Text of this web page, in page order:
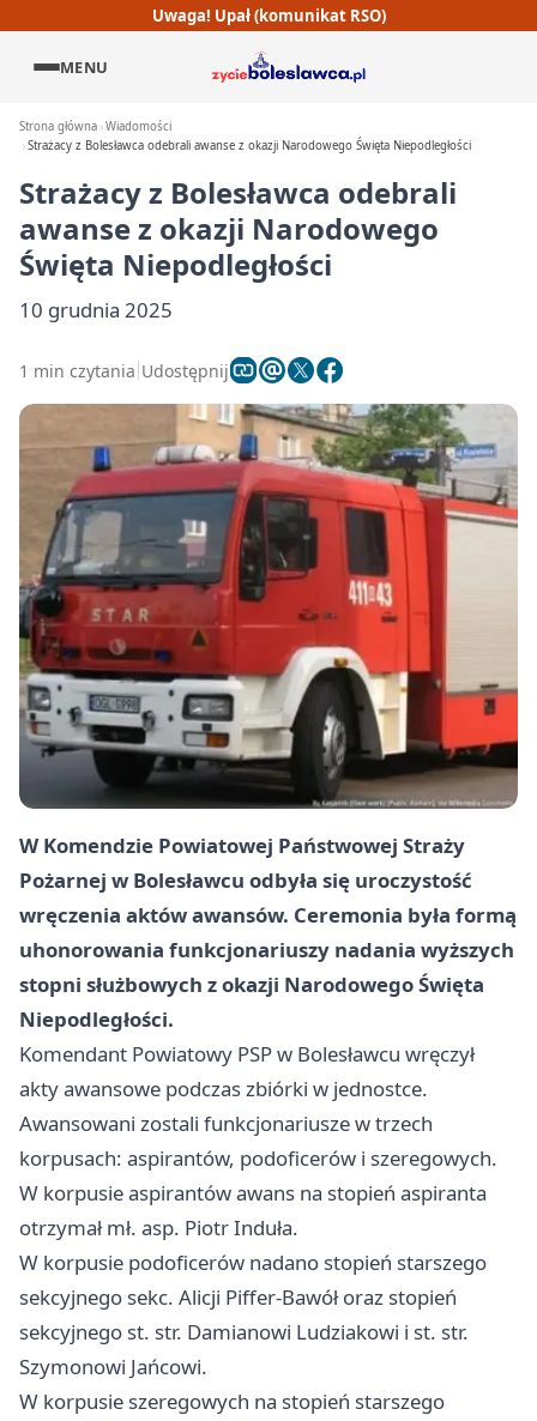
Uwaga! Upał (komunikat RSO)
MENU
Strona główna Wiadomości
Strażacy z Bolesławca odebrali awanse z okazji Narodowego Święta Niepodległości
Strażacy z Bolesławca odebrali
awanse z okazji Narodowego
Święta Niepodległości
10 grudnia 2025
1 min czytania Udostępnij
W Komendzie Powiatowej Państwowej Straży
Pożarnej w Bolesławcu odbyła się uroczystość
wręczenia aktów awansów. Ceremonia była formą
uhonorowania funkcjonariuszy nadania wyższych
stopni służbowych z okazji Narodowego Święta
Niepodległości.
Komendant Powiatowy PSP w Bolesławcu wręczył
akty awansowe podczas zbiórki w jednostce.
Awansowani zostali funkcjonariusze w trzech
korpusach: aspirantów, podoficerów i szeregowych.
W korpusie aspirantów awans na stopień aspiranta
otrzymał mł. asp. Piotr Induła.
W korpusie podoficerów nadano stopień starszego
sekcyjnego sekc. Alicji Piffer-Bawół oraz stopień
sekcyjnego st. str. Damianowi Ludziakowi i st. str.
Szymonowi Jańcowi.
W korpusie szeregowych na stopień starszego